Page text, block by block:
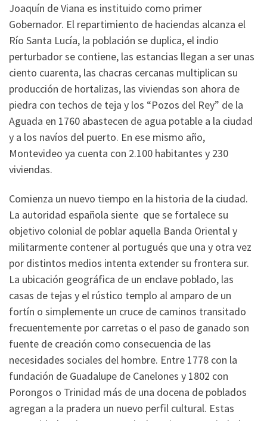
Joaquín de Viana es instituido como primer
Gobernador. El repartimiento de haciendas alcanza el
Río Santa Lucía, la población se duplica, el indio
perturbador se contiene, las estancias llegan a ser unas
ciento cuarenta, las chacras cercanas multiplican su
producción de hortalizas, las viviendas son ahora de
piedra con techos de teja y los “Pozos del Rey” de la
Aguada en 1760 abastecen de agua potable a la ciudad
y a los navíos del puerto. En ese mismo año,
Montevideo ya cuenta con 2.100 habitantes y 230
viviendas.
Comienza un nuevo tiempo en la historia de la ciudad.
La autoridad española siente que se fortalece su
objetivo colonial de poblar aquella Banda Oriental y
militarmente contener al portugués que una y otra vez
por distintos medios intenta extender su frontera sur.
La ubicación geográfica de un enclave poblado, las
casas de tejas y el rústico templo al amparo de un
fortín o simplemente un cruce de caminos transitado
frecuentemente por carretas o el paso de ganado son
fuente de creación como consecuencia de las
necesidades sociales del hombre. Entre 1778 con la
fundación de Guadalupe de Canelones y 1802 con
Porongos o Trinidad más de una docena de poblados
agregan a la pradera un nuevo perfil cultural. Estas